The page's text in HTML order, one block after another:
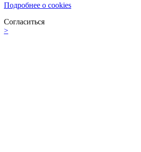
Подробнее о cookies
Согласиться
>